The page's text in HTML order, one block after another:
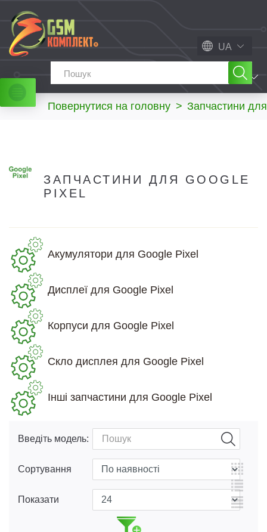
UA
МЕНЮ
Повернутися на головну > Запчастини
ЗАПЧАСТИНИ ДЛЯ GOOGLE
PIXEL
Акумулятори для Google Pixel
Дисплеї для Google Pixel
Корпуси для Google Pixel
Скло дисплея для Google Pixel
Інші запчастини для Google Pixel
Введіть модель:
Сортування
Показати